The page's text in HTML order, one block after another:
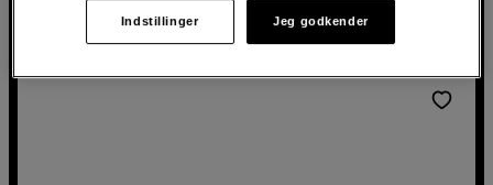
DKKIndstillinger Jeg godkender